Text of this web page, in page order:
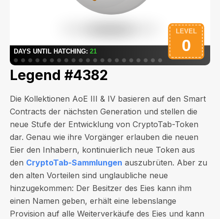
Legend #4382
Die Kollektionen AoE III & IV basieren auf den Smart
Contracts der nächsten Generation und stellen die
neue Stufe der Entwicklung von CryptoTab-Token
dar. Genau wie ihre Vorgänger erlauben die neuen
Eier den Inhabern, kontinuierlich neue Token aus
den CryptoTab-Sammlungen auszubrüten. Aber zu
den alten Vorteilen sind unglaubliche neue
hinzugekommen: Der Besitzer des Eies kann ihm
einen Namen geben, erhält eine lebenslange
Provision auf alle Weiterverkäufe des Eies und kann